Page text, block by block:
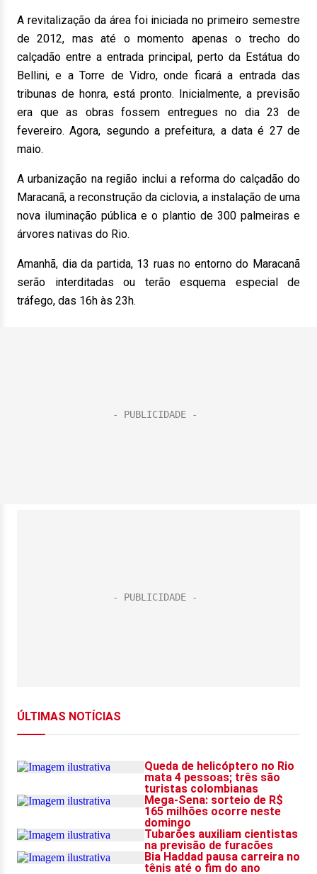
A revitalização da área foi iniciada no primeiro semestre
de 2012, mas até o momento apenas o trecho do
calçadão entre a entrada principal, perto da Estátua do
Bellini, e a Torre de Vidro, onde ficará a entrada das
tribunas de honra, está pronto. Inicialmente, a previsão
era que as obras fossem entregues no dia 23 de
fevereiro. Agora, segundo a prefeitura, a data é 27 de
maio.
A urbanização na região inclui a reforma do calçadão do
Maracanã, a reconstrução da ciclovia, a instalação de uma
nova iluminação pública e o plantio de 300 palmeiras e
árvores nativas do Rio.
Amanhã, dia da partida, 13 ruas no entorno do Maracanã
serão interditadas ou terão esquema especial de
tráfego, das 16h às 23h.